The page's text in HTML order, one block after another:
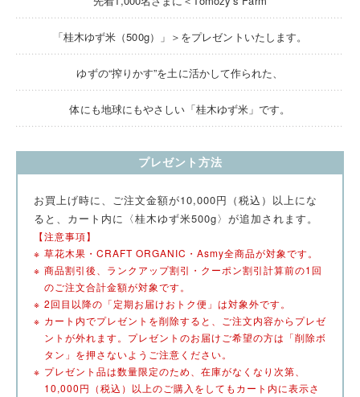
「桂木ゆず米（500g）」＞をプレゼントいたします。
ゆずの“搾りかす”を土に活かして作られた、
体にも地球にもやさしい「桂木ゆず米」です。
プレゼント方法
お買上げ時に、ご注文金額が10,000円（税込）以上にな
ると、カート内に〈桂木ゆず米500g〉が追加されます。
【注意事項】
※ 草花木果・CRAFT ORGANIC・Asmy全商品が対象です。
※ 商品割引後、ランクアップ割引・クーポン割引計算前の1回
のご注文合計金額が対象です。
※ 2回目以降の「定期お届けおトク便」は対象外です。
※ カート内でプレゼントを削除すると、ご注文内容からプレゼ
ントが外れます。プレゼントのお届けご希望の方は「削除ボ
タン」を押さないようご注意ください。
※ プレゼント品は数量限定のため、在庫がなくなり次第、
10,000円（税込）以上のご購入をしてもカート内に表示さ